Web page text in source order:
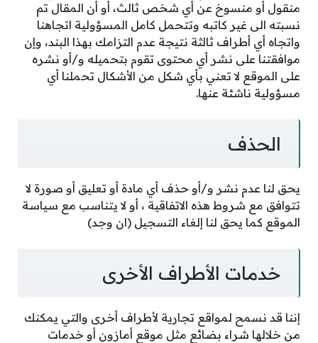
منقول أو منسوخ عن أي شخص ثالث، أو أن المقال تم
نسبته الى غير كاتبه وتتحمل كامل المسؤولية اتجاهنا
واتجاه أي أطراف ثالثة نتيجة عدم التزامك بهذا البند، وإن
موافقتنا على نشر أي محتوى تقوم بتحميله و/أو نشره
على الموقع لا تعني بأي شكل من الأشكال تحملنا أي
مسؤولية ناشئة عنها.
الحذف
يحق لنا عدم نشر و/أو حذف أي مادة أو تعليق أو صورة لا
تتوافق مع شروط هذه الاتفاقية ، أو لا يتناسب مع سياسة
الموقع كما يحق لنا إلغاء التسجيل (ان وجد)
خدمات الأطراف الأخرى
إننا قد نسمح لمواقع تجارية لأطراف أخرى والتي يمكنك
من خلالها شراء بضائع مثل موقع أمازون أو خدمات